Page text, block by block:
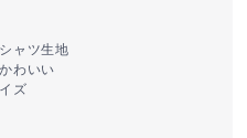
ャツ生地
わいい
ズ